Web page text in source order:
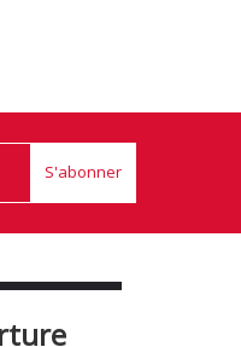
S'abonner